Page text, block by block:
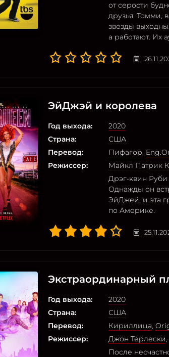
от серости
друзья: Томми,
звезды
а работают. Их
ЭйДжэй и королева
Год выхода:
2020
Страна:
США
Перевод:
Пифагор,
Режиссер:
Майкл Патрик
Дрэг-квин
Однажды он
ЭйДжей, и эта
по Америке.
Экстраординарный
Год выхода:
2020
Страна:
США
Перевод:
Кириллица,
Режиссер:
Джон Терлески,
После